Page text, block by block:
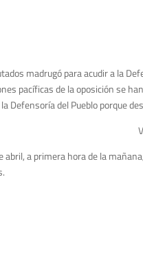
madrugó para acudir a la
pacíficas de la oposición se
Defensoría del Pueblo porque
abril, a primera hora de la